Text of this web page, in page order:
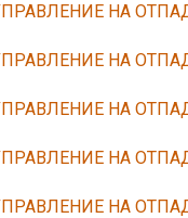
НА
НА
НА
НА
НА